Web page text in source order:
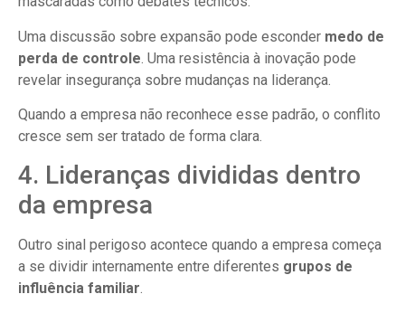
Uma discussão sobre expansão pode esconder medo de
perda de controle . Uma resistência à inovação pode
revelar insegurança sobre mudanças na liderança.
Quando a empresa não reconhece esse padrão, o conflito
cresce sem ser tratado de forma clara.
4. Lideranças divididas dentro
da empresa
Outro sinal perigoso acontece quando a empresa começa
a se dividir internamente entre diferentes grupos de
influência familiar.